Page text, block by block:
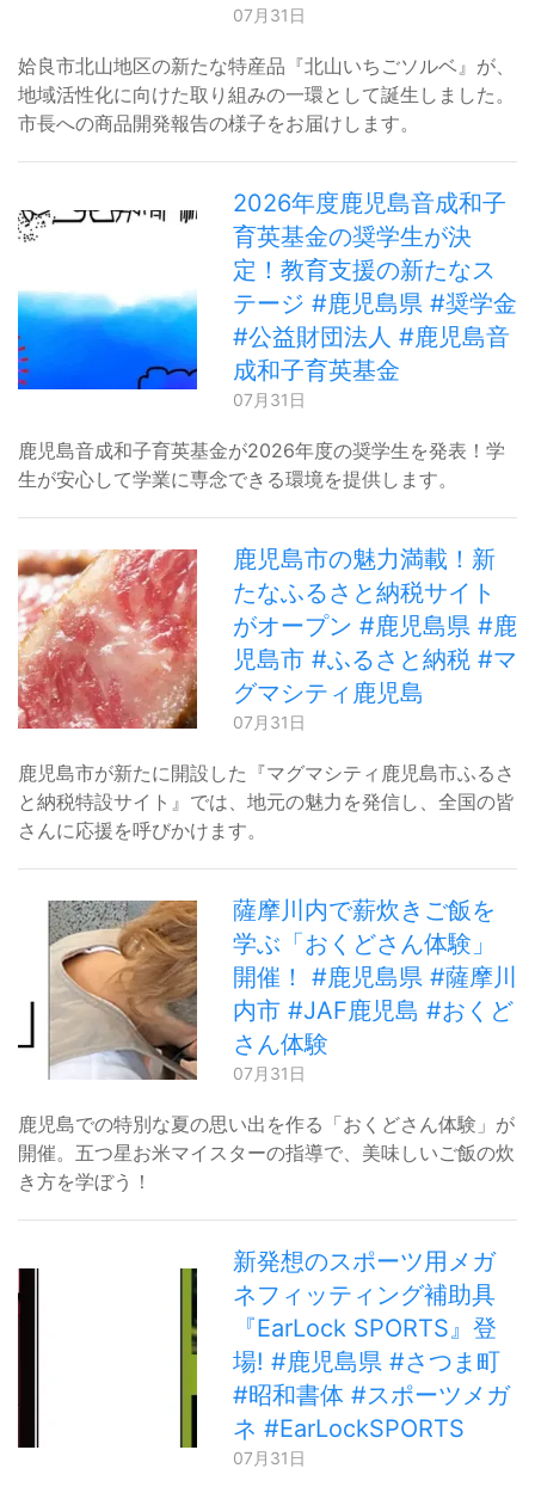
07月31日
姶良市北山地区の新たな特産品『北山いちごソルベ』が、
地域活性化に向けた取り組みの一環として誕生しました。
市長への商品開発報告の様子をお届けします。
2026年度鹿児島音成和子
育英基金の奨学生が決
定！教育支援の新たなス
テージ #鹿児島県 #奨学金
#公益財団法人 #鹿児島音
成和子育英基金
07月31日
鹿児島音成和子育英基金が2026年度の奨学生を発表！学
生が安心して学業に専念できる環境を提供します。
鹿児島市の魅力満載！新
たなふるさと納税サイト
がオープン #鹿児島県 #鹿
児島市 #ふるさと納税 #マ
グマシティ鹿児島
07月31日
鹿児島市が新たに開設した『マグマシティ鹿児島市ふるさ
と納税特設サイト』では、地元の魅力を発信し、全国の皆
さんに応援を呼びかけます。
薩摩川内で薪炊きご飯を
学ぶ「おくどさん体験」
開催！ #鹿児島県 #薩摩川
内市 #JAF鹿児島 #おくど
さん体験
07月31日
鹿児島での特別な夏の思い出を作る「おくどさん体験」が
開催。五つ星お米マイスターの指導で、美味しいご飯の炊
き方を学ぼう！
新発想のスポーツ用メガ
ネフィッティング補助具
『EarLock SPORTS』登
場! #鹿児島県 #さつま町
#昭和書体 #スポーツメガ
ネ #EarLockSPORTS
07月31日